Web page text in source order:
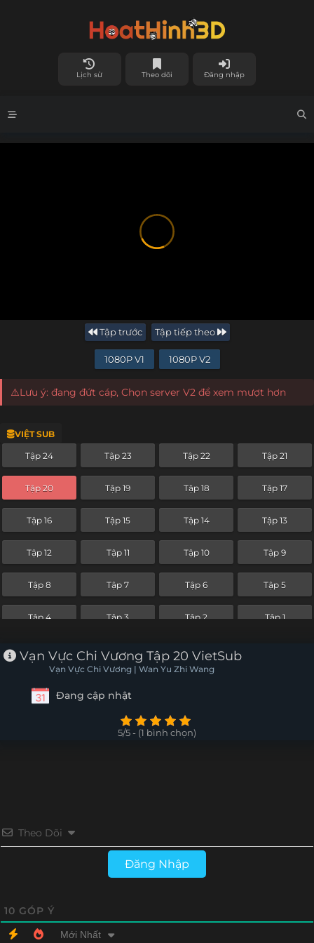
Lịch sử Theo dõi Đăng nhập
Tập trước Tập tiếp theo
1080P V1 1080P V2
⚠️Lưu ý: đang đứt cáp, Chọn server V2 để xem mượt hơn
VIỆT SUB
Tập 24 Tập 23 Tập 22 Tập 21
Tập 20 Tập 19 Tập 18 Tập 17
Tập 16 Tập 15 Tập 14 Tập 13
Tập 12 Tập 11 Tập 10 Tập 9
Tập 8 Tập 7 Tập 6 Tập 5
Tập 4 Tập 3 Tập 2 Tập 1
Vạn Vực Chi Vương Tập 20 VietSub
Vạn Vực Chi Vương | Wan Yu Zhi Wang
Đang cập nhật
5/5 - (1 bình chọn)
Theo Dõi
Đăng Nhập
10 GÓP Ý
Mới Nhất